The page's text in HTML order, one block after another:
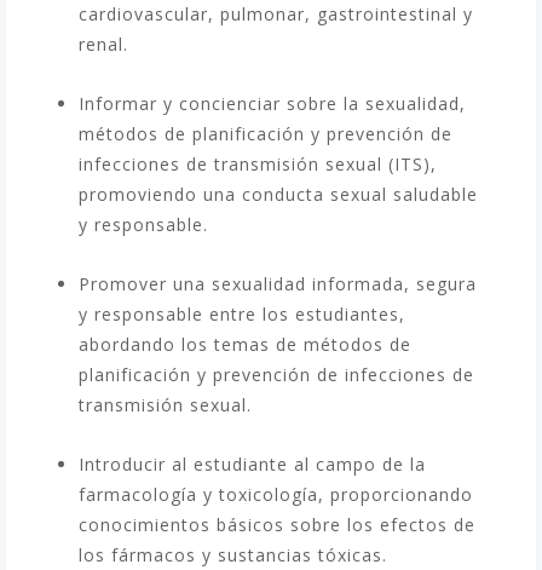
cardiovascular, pulmonar, gastrointestinal y
renal.
Informar y concienciar sobre la sexualidad,
métodos de planificación y prevención de
infecciones de transmisión sexual (ITS),
promoviendo una conducta sexual saludable
y responsable.
Promover una sexualidad informada, segura
y responsable entre los estudiantes,
abordando los temas de métodos de
planificación y prevención de infecciones de
transmisión sexual.
Introducir al estudiante al campo de la
farmacología y toxicología, proporcionando
conocimientos básicos sobre los efectos de
los fármacos y sustancias tóxicas.